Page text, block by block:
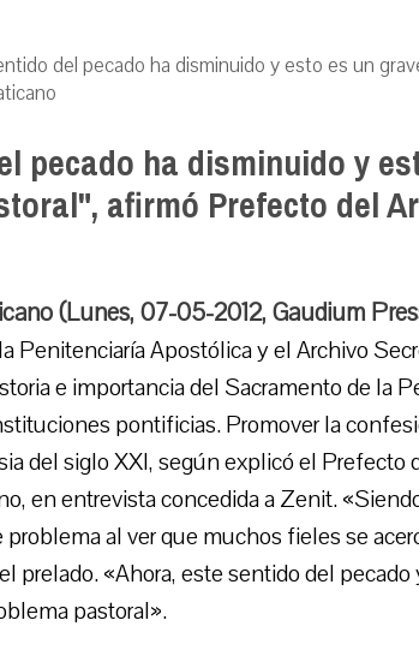
del pecado ha disminuido y esto es un
pecado ha disminuido y
afirmó Prefecto del
(Lunes, 07-05-2012, Gaudium
Penitenciaría Apostólica y el Archivo
e importancia del Sacramento de la
pontificias. Promover la
del siglo XXI, según explicó el Prefecto
en entrevista concedida a Zenit.
al ver que muchos fieles se
prelado. «Ahora, este sentido del
pastoral».